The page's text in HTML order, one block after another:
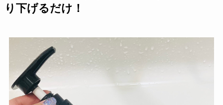
り下げるだけ！